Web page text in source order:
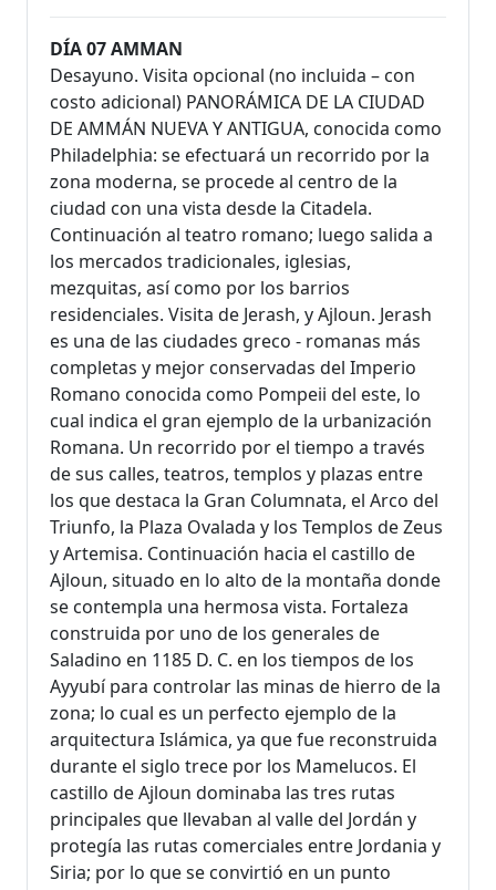
DÍA 07 AMMAN
Desayuno. Visita opcional (no incluida – con
costo adicional) PANORÁMICA DE LA CIUDAD
DE AMMÁN NUEVA Y ANTIGUA, conocida como
Philadelphia: se efectuará un recorrido por la
zona moderna, se procede al centro de la
ciudad con una vista desde la Citadela.
Continuación al teatro romano; luego salida a
los mercados tradicionales, iglesias,
mezquitas, así como por los barrios
residenciales. Visita de Jerash, y Ajloun. Jerash
es una de las ciudades greco - romanas más
completas y mejor conservadas del Imperio
Romano conocida como Pompeii del este, lo
cual indica el gran ejemplo de la urbanización
Romana. Un recorrido por el tiempo a través
de sus calles, teatros, templos y plazas entre
los que destaca la Gran Columnata, el Arco del
Triunfo, la Plaza Ovalada y los Templos de Zeus
y Artemisa. Continuación hacia el castillo de
Ajloun, situado en lo alto de la montaña donde
se contempla una hermosa vista. Fortaleza
construida por uno de los generales de
Saladino en 1185 D. C. en los tiempos de los
Ayyubí para controlar las minas de hierro de la
zona; lo cual es un perfecto ejemplo de la
arquitectura Islámica, ya que fue reconstruida
durante el siglo trece por los Mamelucos. El
castillo de Ajloun dominaba las tres rutas
principales que llevaban al valle del Jordán y
protegía las rutas comerciales entre Jordania y
Siria; por lo que se convirtió en un punto